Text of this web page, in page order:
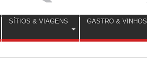
SÍTIOS & VIAGENS GASTRO & VINHOS